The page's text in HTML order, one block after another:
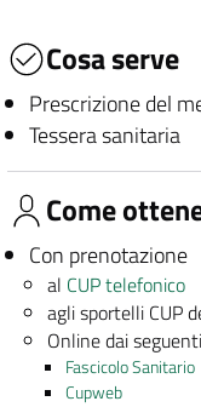
Cosa serve
Prescrizione del
Tessera sanitaria
Come
Con prenotazione
al CUP telefonico
agli sportelli CUP
Online dai
Fascicolo Sanitario
Cupweb